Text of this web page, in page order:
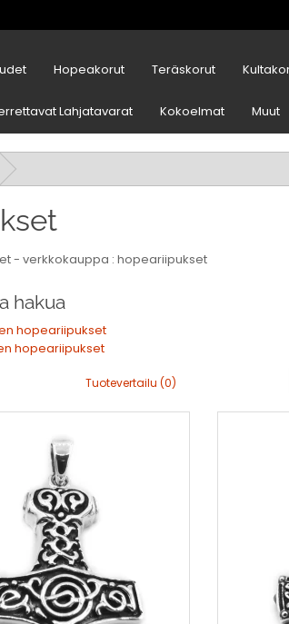
Hopeakorut Teräskorut
Lahjatavarat Kokoelmat Muut
- verkkokauppa : hopeariipukset
hakua
hopeariipukset
hopeariipukset
Tuotevertailu (0)